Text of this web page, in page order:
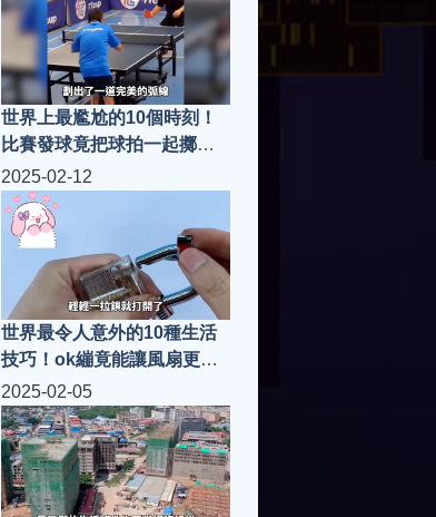
世界上最尷尬的10個時刻！
比賽發球竟把球拍一起擲
出，第一名讓所有男觀眾看
了都臉紅？
2025-02-12
世界最令人意外的10種生活
技巧！ok繃竟能讓風扇更涼
快，讓衣服瞬間晾乾的秘
訣！
2025-02-05